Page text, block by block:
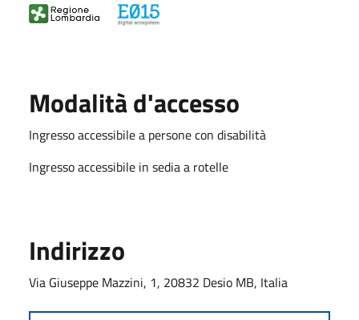
Modalità d'accesso
Ingresso accessibile a persone con disabilità
Ingresso accessibile in sedia a rotelle
Indirizzo
Via Giuseppe Mazzini, 1, 20832 Desio MB, Italia